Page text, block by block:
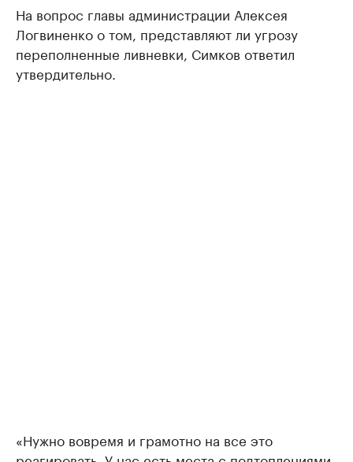
На вопрос главы администрации Алексея
Логвиненко о том, представляют ли угрозу
переполненные ливневки, Симков ответил
утвердительно.
«Нужно вовремя и грамотно на все это